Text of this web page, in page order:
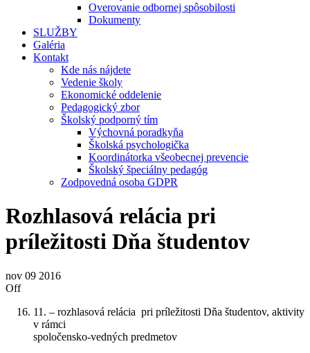
Overovanie odbornej spôsobilosti
Dokumenty
SLUŽBY
Galéria
Kontakt
Kde nás nájdete
Vedenie školy
Ekonomické oddelenie
Pedagogický zbor
Školský podporný tím
Výchovná poradkyňa
Školská psychologička
Koordinátorka všeobecnej prevencie
Školský špeciálny pedagóg
Zodpovedná osoba GDPR
Rozhlasová relácia pri
príležitosti Dňa študentov
nov 09 2016
Off
11. – rozhlasová relácia pri príležitosti Dňa študentov, aktivity
v rámci
spoločensko-vedných predmetov